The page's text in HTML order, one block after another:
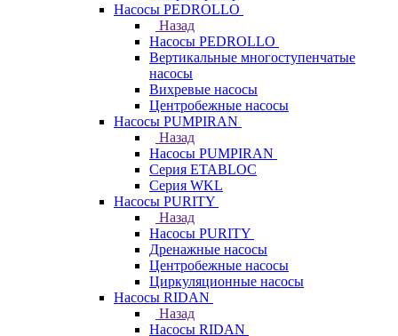
Насосы PEDROLLO
Назад
Насосы PEDROLLO
Вертикальные многоступенчатые
насосы
Вихревые насосы
Центробежные насосы
Насосы PUMPIRAN
Назад
Насосы PUMPIRAN
Серия ETABLOC
Серия WKL
Насосы PURITY
Назад
Насосы PURITY
Дренажные насосы
Центробежные насосы
Циркуляционные насосы
Насосы RIDAN
Назад
Насосы RIDAN